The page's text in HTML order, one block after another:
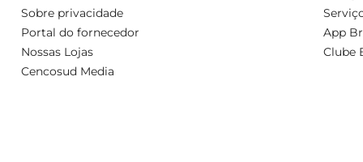
Sobre privacidade
Portal do fornecedor
Nossas Lojas
Cencosud Media
App
Clube